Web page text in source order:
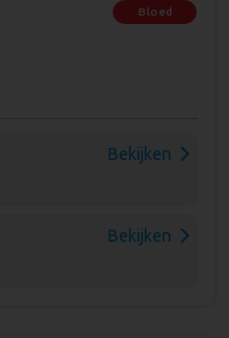
Bloed
Bekijken
Bekijken